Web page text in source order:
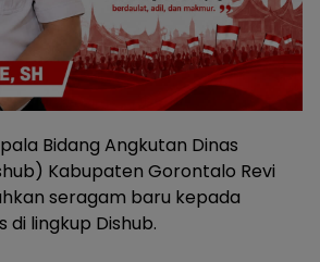
Bidang Angkutan Dinas
Kabupaten Gorontalo Revi
seragam baru kepada
di lingkup Dishub.